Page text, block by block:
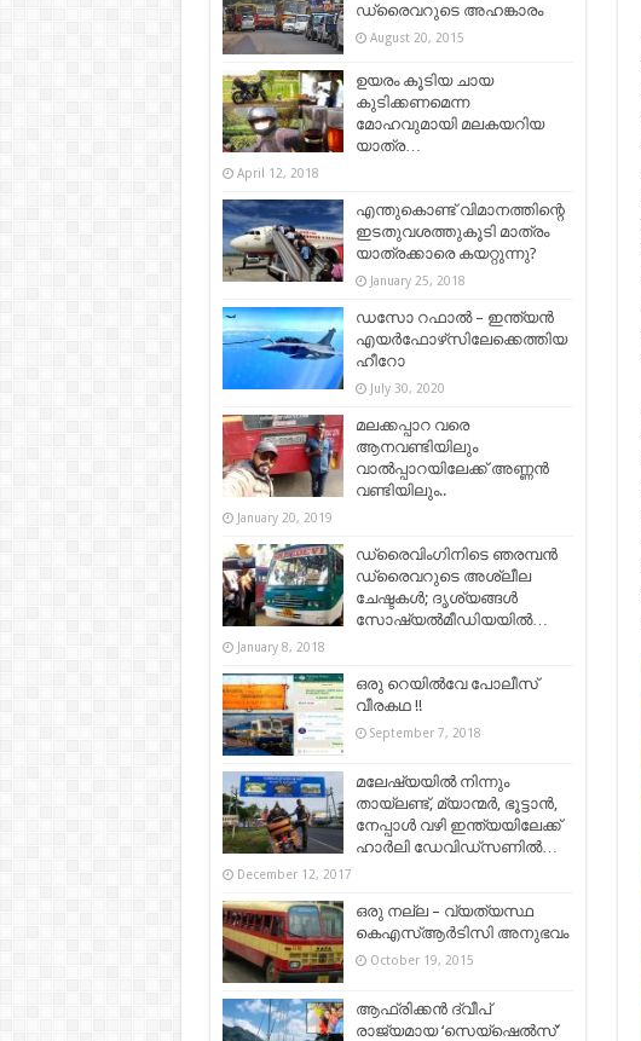
ഡ്രൈവറുടെ അഹങ്കാരം
August 20, 2015
ഉയരം കൂടിയ ചായ
കുടിക്കണമെന്ന
മോഹവുമായി മലകയറിയ
യാത്ര…
April 12, 2018
എന്തുകൊണ്ട് വിമാനത്തിന്റെ
ഇടതുവശത്തുകൂടി മാത്രം
യാത്രക്കാരെ കയറ്റുന്നു?
January 25, 2018
ഡസോ റഫാൽ – ഇന്ത്യൻ
എയർഫോഴ്‌സിലേക്കെത്തിയ
ഹീറോ
July 30, 2020
മലക്കപ്പാറ വരെ
ആനവണ്ടിയിലും
വാൽപ്പാറയിലേക്ക് അണ്ണൻ
വണ്ടിയിലും..
January 20, 2019
ഡ്രൈവിംഗിനിടെ ഞരമ്പന്‍
ഡ്രൈവറുടെ അശ്ലീല
ചേഷ്ടകള്‍; ദൃശ്യങ്ങള്‍
സോഷ്യല്‍മീഡിയയില്‍…
January 8, 2018
ഒരു റെയിൽവേ പോലീസ്
വീരകഥ !!
September 7, 2018
മലേഷ്യയിൽ നിന്നും
തായ്‌ലണ്ട്, മ്യാന്മർ, ഭൂട്ടാൻ,
നേപ്പാൾ വഴി ഇന്ത്യയിലേക്ക്
ഹാർലി ഡേവിഡ്‌സണില്‍…
December 12, 2017
ഒരു നല്ല – വ്യത്യസ്ഥ
കെഎസ്ആർടിസി അനുഭവം
October 19, 2015
ആഫ്രിക്കന്‍ ദ്വീപ്
രാജ്യമായ ‘സെയ്‌ഷെൽസ്’